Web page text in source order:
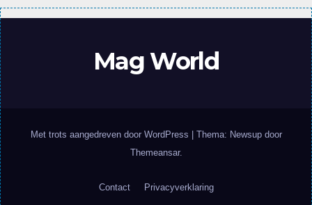
Mag World
Met trots aangedreven door WordPress
Thema: Newsup door
Themeansar.
Contact Privacyverklaring